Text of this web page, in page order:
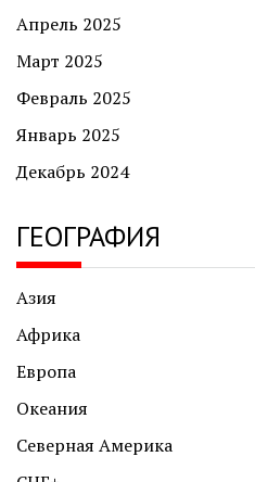
Апрель 2025
Март 2025
Февраль 2025
Январь 2025
Декабрь 2024
ГЕОГРАФИЯ
Азия
Африка
Европа
Океания
Северная Америка